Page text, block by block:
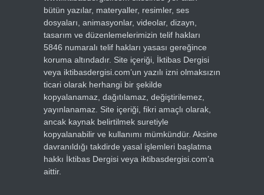
bütün yazılar, materyaller, resimler, ses
dosyaları, animasyonlar, videolar, dizayn,
tasarım ve düzenlemelerimizin telif hakları
5846 numaralı telif hakları yasası gereğince
koruma altındadır. Site içeriği, İktibas Dergisi
veya iktibasdergisi.com’un yazılı izni olmaksızın
ticari olarak herhangi bir şekilde
kopyalanamaz, dağıtılamaz, değiştirilemez,
yayınlanamaz. Site içeriği, fikri amaçlı olarak,
ancak kaynak belirtilmek suretiyle
kopyalanabilir ve kullanımı mümkündür. Aksine
davranıldığı takdirde yasal işlemleri başlatma
hakkı İktibas Dergisi veya iktibasdergisi.com’a
aittir.